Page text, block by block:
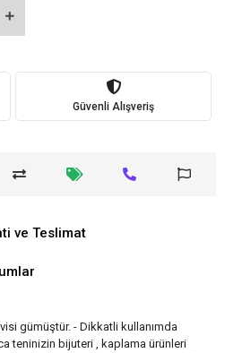
Güvenli Alışveriş
ve Teslimat
gümüştür. - Dikkatli kullanımda
teninizin bijuteri , kaplama ürünleri